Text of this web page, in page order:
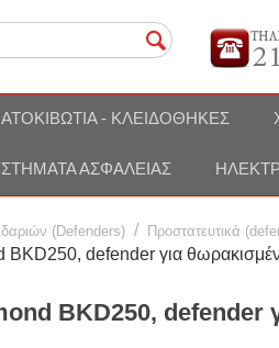
- ΚΛΕΙΔΟΘΉΚΕΣ
ΑΣΦΑΛΕΊΑΣ
(Defenders) / Προστατευτικά
BKD250, defender για
BKD250, defender